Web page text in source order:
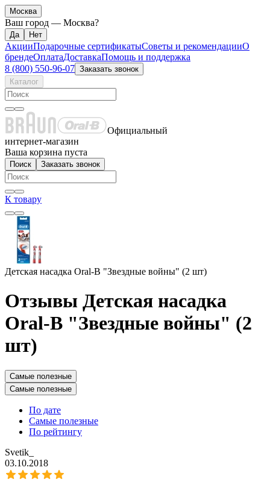
Москва
Ваш город — Москва?
АкцииПодарочные сертификатыСоветы и рекомендацииО
брендеОплатаДоставкаПомощь и поддержка
8 (800) 550-96-07 Заказать звонок
Каталог
Официальный
интернет-магазин
Ваша корзина пуста
Поиск Заказать звонок
К товару
Детская насадка Oral-B "Звездные войны" (2 шт)
Отзывы Детская насадка
Oral-B "Звездные войны" (2
шт)
Самые полезные
Самые полезные
По дате
Самые полезные
По рейтингу
Svetik_
03.10.2018